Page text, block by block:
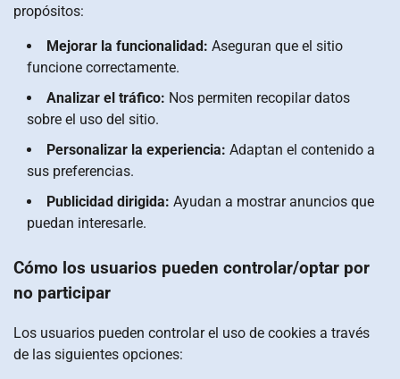
propósitos:
Mejorar la funcionalidad: Aseguran que el sitio
funcione correctamente.
Analizar el tráfico: Nos permiten recopilar datos
sobre el uso del sitio.
Personalizar la experiencia: Adaptan el contenido a
sus preferencias.
Publicidad dirigida: Ayudan a mostrar anuncios que
puedan interesarle.
Cómo los usuarios pueden controlar/optar por
no participar
Los usuarios pueden controlar el uso de cookies a través
de las siguientes opciones: